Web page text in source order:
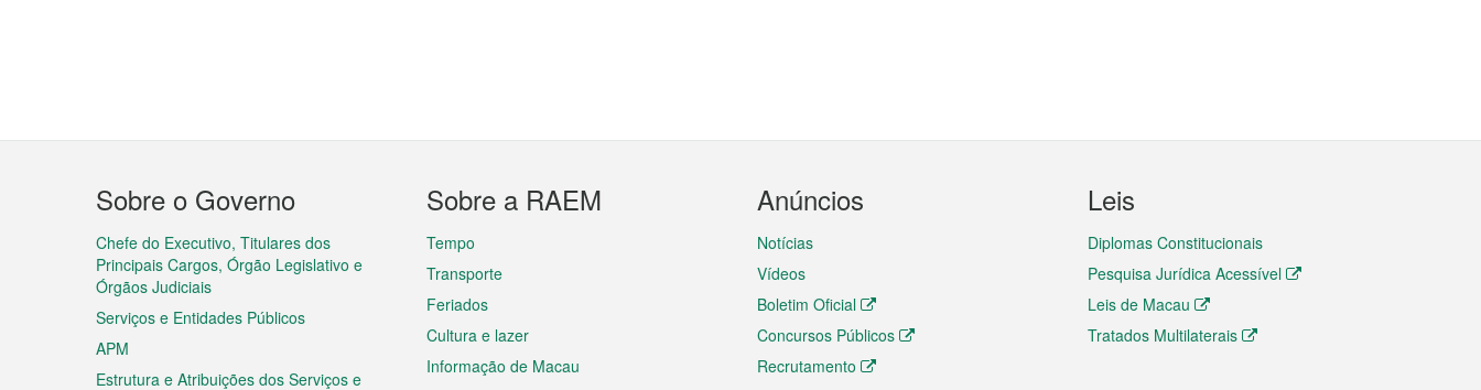
Menu
do
rodapé
Sobre o Governo
Chefe do Executivo, Titulares dos
Principais Cargos, Órgão Legislativo e
Órgãos Judiciais
Serviços e Entidades Públicos
APM
Estrutura e Atribuições dos Serviços e
Sobre a RAEM
Tempo
Transporte
Feriados
Cultura e lazer
Informação de Macau
Anúncios
Notícias
Vídeos
Boletim Oficial
Concursos Públicos
Recrutamento
Leis
Diplomas Constitucionais
Pesquisa Jurídica Acessível
Leis de Macau
Tratados Multilaterais